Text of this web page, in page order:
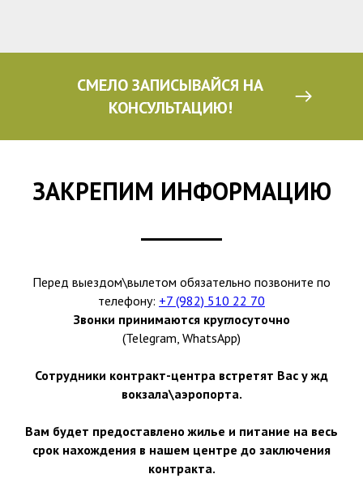
СМЕЛО ЗАПИСЫВАЙСЯ НА
КОНСУЛЬТАЦИЮ!
ЗАКРЕПИМ ИНФОРМАЦИЮ
Перед выездом\вылетом обязательно позвоните по
телефону: +7 (982) 510 22 70
Звонки принимаются круглосуточно
(Telegram, WhatsApp)
Сотрудники контракт-центра встретят Вас у жд
вокзала\аэропорта.
Вам будет предоставлено жилье и питание на весь
срок нахождения в нашем центре до заключения
контракта.